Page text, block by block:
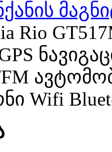
Rio
FM
Wifi